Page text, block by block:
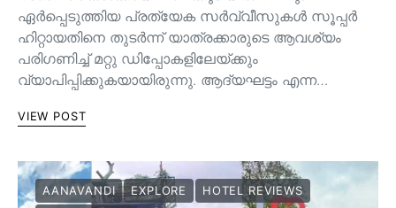
ഏർപ്പെടുത്തിയ പ്രത്യേക സർവ്വീസുകൾ സൂപ്പർ
ഹിറ്റായതിനെ തുടർന്ന് യാത്രക്കാരുടെ ആവശ്യം
പരിഗണിച്ച് മറ്റു ഡിപ്പോകളിലേയ്ക്കും
വ്യാപിപ്പിക്കുകയായിരുന്നു. ആദ്യഘട്ടം എന്ന…
VIEW POST
AANAVANDI EXPLORE
HOTEL REVIEWS